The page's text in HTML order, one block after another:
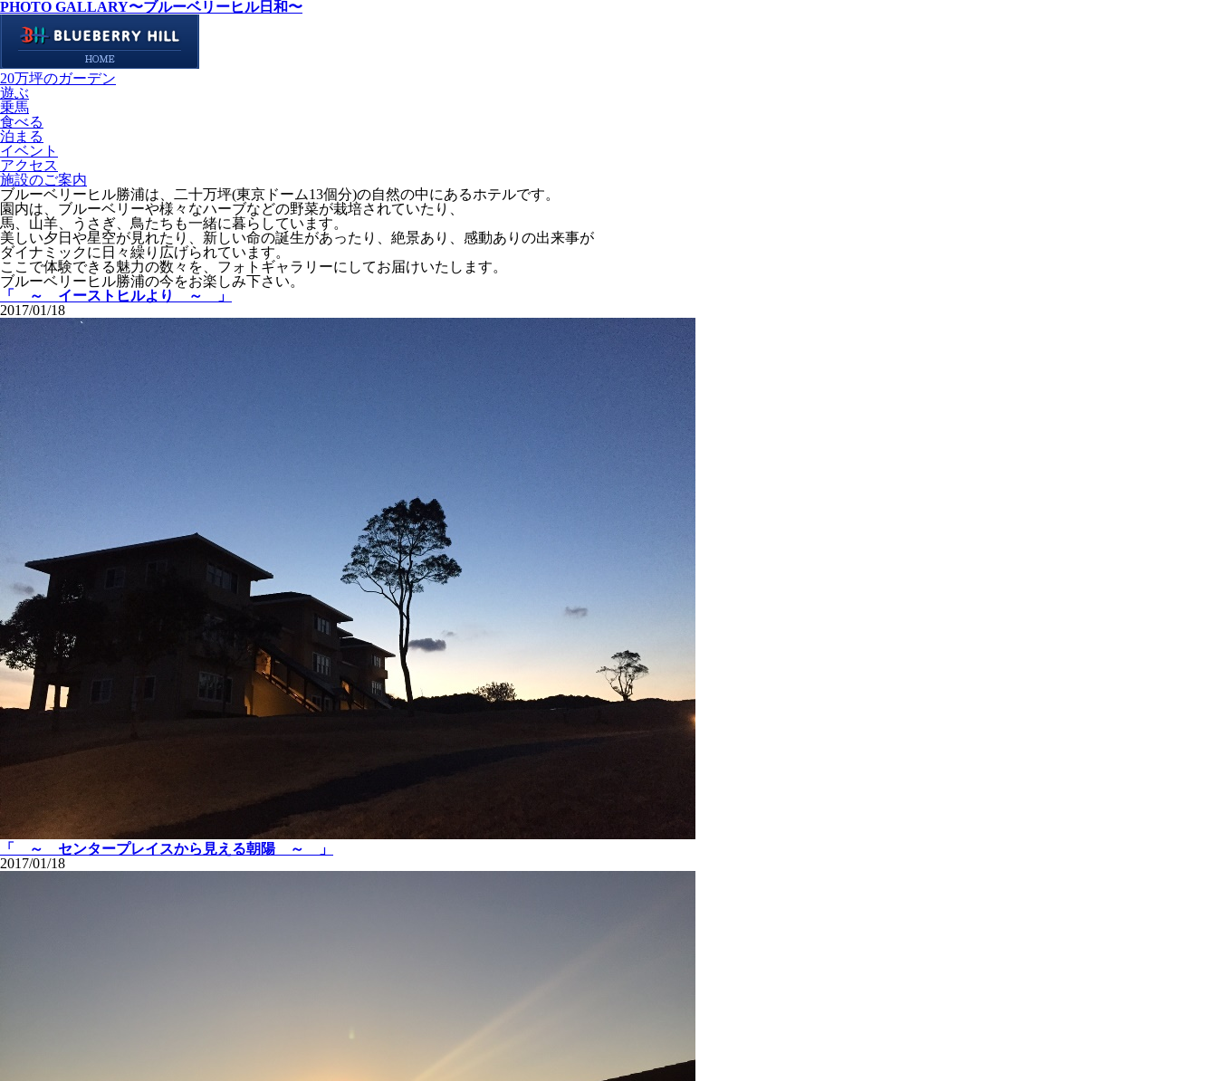
PHOTO GALLARY〜ブルーベリーヒル日和〜
20万坪のガーデン
遊ぶ
乗馬
食べる
泊まる
イベント
アクセス
施設のご案内
ブルーベリーヒル勝浦は、二十万坪(東京ドーム13個分)の自然の中にあるホテルです。
園内は、ブルーベリーや様々なハーブなどの野菜が栽培されていたり、
馬、山羊、うさぎ、鳥たちも一緒に暮らしています。
美しい夕日や星空が見れたり、新しい命の誕生があったり、絶景あり、感動ありの出来事が
ダイナミックに日々繰り広げられています。
ここで体験できる魅力の数々を、フォトギャラリーにしてお届けいたします。
ブルーベリーヒル勝浦の今をお楽しみ下さい。
「 ～ イーストヒルより ～ 」
2017/01/18
「 ～ センタープレイスから見える朝陽 ～ 」
2017/01/18